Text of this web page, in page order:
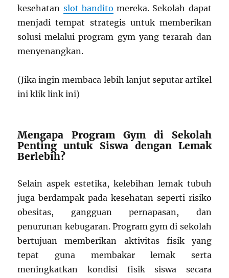
kesehatan slot bandito mereka. Sekolah dapat
menjadi tempat strategis untuk memberikan
solusi melalui program gym yang terarah dan
menyenangkan.
(Jika ingin membaca lebih lanjut seputar artikel
ini klik link ini)
Mengapa Program Gym di Sekolah
Penting untuk Siswa dengan Lemak
Berlebih?
Selain aspek estetika, kelebihan lemak tubuh
juga berdampak pada kesehatan seperti risiko
obesitas, gangguan pernapasan, dan
penurunan kebugaran. Program gym di sekolah
bertujuan memberikan aktivitas fisik yang
tepat guna membakar lemak serta
meningkatkan kondisi fisik siswa secara